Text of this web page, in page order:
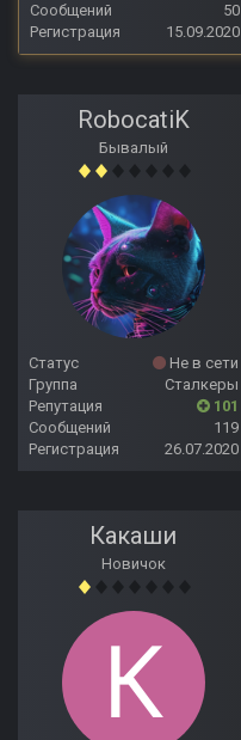
Сообщений
50
Регистрация
15.09.2020
RobocatiK
Бывалый
Статус
Не в сети
Группа
Сталкеры
Репутация
101
Сообщений
119
Регистрация
26.07.2020
Какаши
Новичок